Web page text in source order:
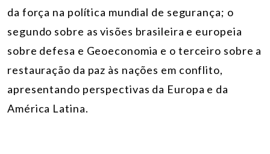
da força na política mundial de segurança; o
segundo sobre as visões brasileira e europeia
sobre defesa e Geoeconomia e o terceiro sobre a
restauração da paz às nações em conflito,
apresentando perspectivas da Europa e da
América Latina.